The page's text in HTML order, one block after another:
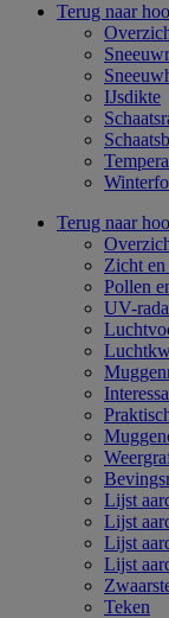
Terug naar
IJsdikte
Terug naar
Zicht en
Pollen
UV-
Lijst
Lijst
Lijst
Lijst
Teken